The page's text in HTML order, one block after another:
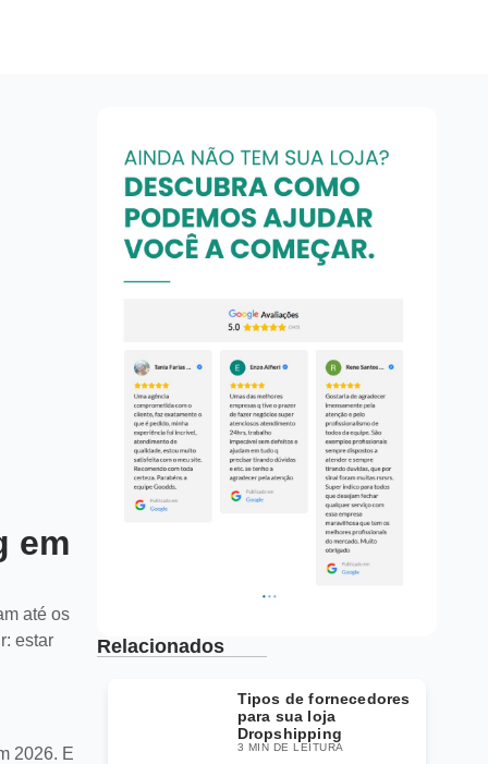
em
até os
estar
2026. E
Relacionados
Tipos de fornecedores
para sua loja
Dropshipping
3 MIN DE LEITURA